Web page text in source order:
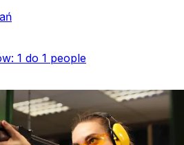
1 do 1 people